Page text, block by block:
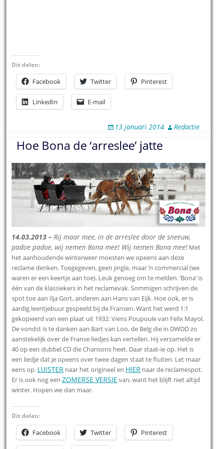
Dit delen:
Facebook Twitter Pinterest
LinkedIn E-mail
13 januari 2014 Redactie
Hoe Bona de ‘arreslee’ jatte
14.03.2013 –Rij maar mee, in de arreslee door de sneeuw,
padoe padoe, wij nemen Bona mee! Wij nemen Bona mee! Met
het aanhoudende winterweer moesten we opeens aan deze
reclame denken. Toegegeven, geen jingle, maar ’n commercial (we
waren er een keertje aan toe). Leuk genoeg om te melden. ‘Bona’ is
één van de klassiekers in het reclamevak. Sommigen schrijven de
spot toe aan Ilja Gort, anderen aan Hans van Eijk. Hoe ook, er is
aardig leentjebuur gespeeld bij de Fransen. Want het werd 1:1
gekopieerd van een plaat uit 1932: Viens Poupoule van Felix Mayol.
De vondst is te danken aan Bart van Loo, de Belg die in DWDD zo
aanstekelijk over de Franse liedjes kan vertellen. Hij verzamelde er
40 op een dubbel CD die Chansons heet. Daar staat-ie op. Het is
een liedje dat je opeens over twee dagen staat te fluiten. Let maar
eens op. LUISTER naar het origineel en HIER naar de reclamespot.
Er is ook nog eenZOMERSE VERSIE van, want het blijft niet altijd
winter. Hopen we dan maar.
Dit delen:
Facebook Twitter Pinterest